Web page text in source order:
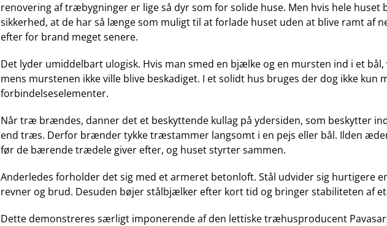
renovering af træbygninger er lige så dyr som for solide huse. Men hvis hele
sikkerhed, at de har så længe som muligt til at forlade huset uden at blive ramt af
efter for brand meget senere.
Det lyder umiddelbart ulogisk. Hvis man smed en bjælke og en mursten ind i et
mens murstenen ikke ville blive beskadiget. I et solidt hus bruges der dog ikke
forbindelseselementer.
Når træ brændes, danner det et beskyttende kullag på ydersiden, som beskytter
end træs. Derfor brænder tykke træstammer langsomt i en pejs eller bål. Ilden
før de bærende trædele giver efter, og huset styrter sammen.
Anderledes forholder det sig med et armeret betonloft. Stål udvider sig hurtigere
revner og brud. Desuden bøjer stålbjælker efter kort tid og bringer stabiliteten af
Dette demonstreres særligt imponerende af den lettiske træhusproducent